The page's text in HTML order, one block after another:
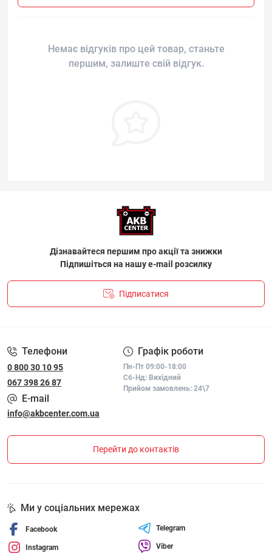
Немає відгуків про цей товар, станьте
першим, залиште свій відгук.
Дізнавайтеся першим про акції та знижки
Підпишіться на нашу e-mail розсилку
Підписатися
Телефони
0 800 30 10 95
067 398 26 87
Графік роботи
Пн-Пт 09:00-18:00
Сб-Нд: Вихідний
Прийом замовлень: 24\7
E-mail
info@akbcenter.com.ua
Перейти до контактів
Ми у соціальних мережах
Facebook
Instagram
Telegram
Viber